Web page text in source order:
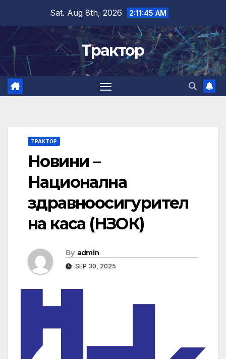
content
Sat. Aug 8th, 2026 2:11:46 AM
Трактор
ТРАКТОР
Новини –
Национална
здравноосигурител
на каса (НЗОК)
By admin
SEP 30, 2025